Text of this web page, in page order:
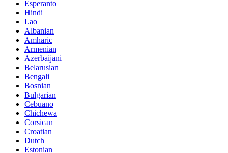
Esperanto
Hindi
Lao
Albanian
Amharic
Armenian
Azerbaijani
Belarusian
Bengali
Bosnian
Bulgarian
Cebuano
Chichewa
Corsican
Croatian
Dutch
Estonian